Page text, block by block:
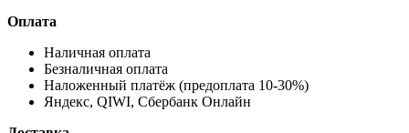
Оплата
Наличная оплата
Безналичная оплата
Наложенный платёж (предоплата 10-30%)
Яндекс, QIWI, Сбербанк Онлайн